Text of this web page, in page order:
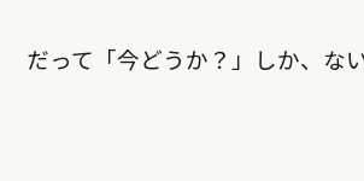
だって「今どうか？」しか、な